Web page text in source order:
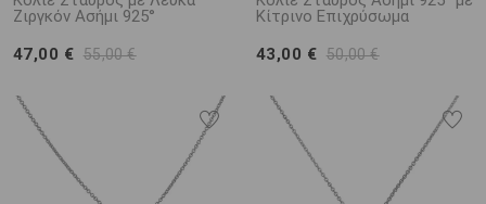
Ζιργκόν Ασήμι 925°
47,00 € 55,00 €
Κίτρινο Επιχρύσωμα
43,00 € 50,00 €